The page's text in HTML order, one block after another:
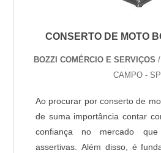
CONSERTO DE MOTO
BOZZI COMÉRCIO E SERVIÇOS
CAMPO - SP
Ao procurar por conserto de
de suma importância contar
confiança no mercado que
assertivas. Além disso, é